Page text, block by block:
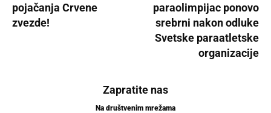
pojačanja Crvene
zvezde!
paraolimpijac ponovo
srebrni nakon odluke
Svetske paraatletske
organizacije
Zapratite nas
Na društvenim mrežama